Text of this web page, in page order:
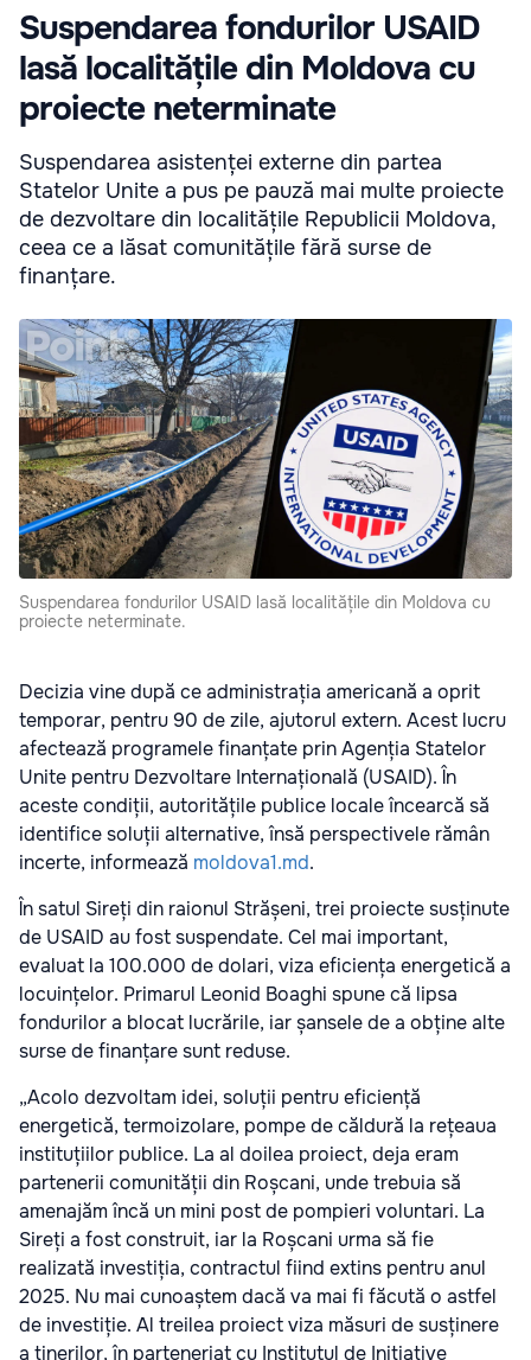
Suspendarea fondurilor USAID
lasă localitățile din Moldova cu
proiecte neterminate
Suspendarea asistenței externe din partea
Statelor Unite a pus pe pauză mai multe proiecte
de dezvoltare din localitățile Republicii Moldova,
ceea ce a lăsat comunitățile fără surse de
finanțare.
Suspendarea fondurilor USAID lasă localitățile din Moldova cu
proiecte neterminate.
Decizia vine după ce administrația americană a oprit
temporar, pentru 90 de zile, ajutorul extern. Acest lucru
afectează programele finanțate prin Agenția Statelor
Unite pentru Dezvoltare Internațională (USAID). În
aceste condiții, autoritățile publice locale încearcă să
identifice soluții alternative, însă perspectivele rămân
incerte, informează moldova1.md.
În satul Sireți din raionul Strășeni, trei proiecte susținute
de USAID au fost suspendate. Cel mai important,
evaluat la 100.000 de dolari, viza eficiența energetică a
locuințelor. Primarul Leonid Boaghi spune că lipsa
fondurilor a blocat lucrările, iar șansele de a obține alte
surse de finanțare sunt reduse.
„Acolo dezvoltam idei, soluții pentru eficiență
energetică, termoizolare, pompe de căldură la rețeaua
instituțiilor publice. La al doilea proiect, deja eram
partenerii comunității din Roșcani, unde trebuia să
amenajăm încă un mini post de pompieri voluntari. La
Sireți a fost construit, iar la Roșcani urma să fie
realizată investiția, contractul fiind extins pentru anul
2025. Nu mai cunoaștem dacă va mai fi făcută o astfel
de investiție. Al treilea proiect viza măsuri de susținere
a tinerilor, în parteneriat cu Institutul de Inițiative